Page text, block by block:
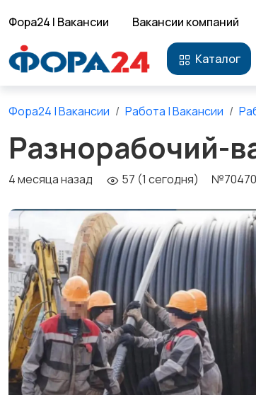
Фора24 | Вакансии Вакансии компаний
Каталог
Фора24 | Вакансии Работа | Вакансии
Разнорабочий-
4 месяца назад 57 (1 сегодня)